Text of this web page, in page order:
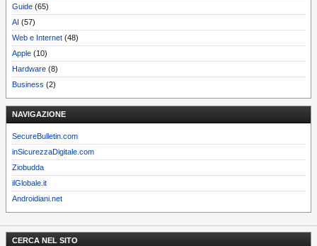
Guide (65)
AI (57)
Web e Internet (48)
Apple (10)
Hardware (8)
Business (2)
NAVIGAZIONE
SecureBulletin.com
inSicurezzaDigitale.com
Ziobudda
ilGlobale.it
Androidiani.net
CERCA NEL SITO